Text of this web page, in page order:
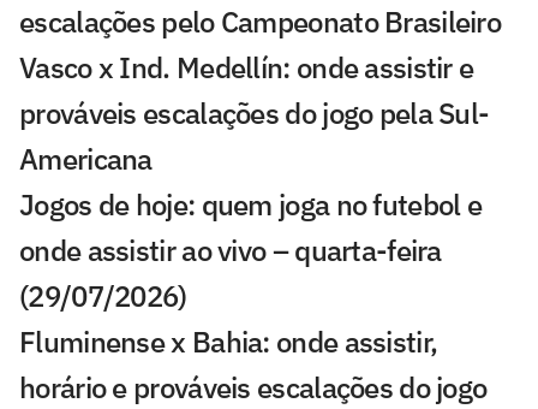
escalações pelo Campeonato Brasileiro
Vasco x Ind. Medellín: onde assistir e
prováveis escalações do jogo pela Sul-
Americana
Jogos de hoje: quem joga no futebol e
onde assistir ao vivo – quarta-feira
(29/07/2026)
Fluminense x Bahia: onde assistir,
horário e prováveis escalações do jogo